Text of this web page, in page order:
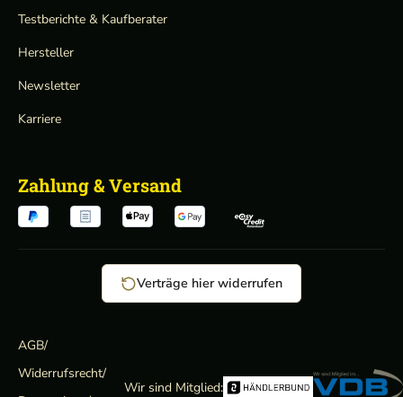
Testberichte & Kaufberater
Hersteller
Newsletter
Karriere
Zahlung & Versand
Verträge hier widerrufen
AGB/
Widerrufsrecht/
Wir sind Mitglied: